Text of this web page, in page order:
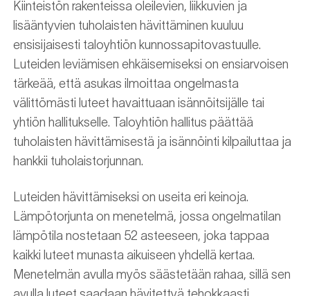
Kiinteistön rakenteissa oleilevien, liikkuvien ja
lisääntyvien tuholaisten hävittäminen kuuluu
ensisijaisesti taloyhtiön kunnossapitovastuulle.
Luteiden leviämisen ehkäisemiseksi on ensiarvoisen
tärkeää, että asukas ilmoittaa ongelmasta
välittömästi luteet havaittuaan isännöitsijälle tai
yhtiön hallitukselle. Taloyhtiön hallitus päättää
tuholaisten hävittämisestä ja isännöinti kilpailuttaa ja
hankkii tuholaistorjunnan.
Luteiden hävittämiseksi on useita eri keinoja.
Lämpötorjunta on menetelmä, jossa ongelmatilan
lämpötila nostetaan 52 asteeseen, joka tappaa
kaikki luteet munasta aikuiseen yhdellä kertaa.
Menetelmän avulla myös säästetään rahaa, sillä sen